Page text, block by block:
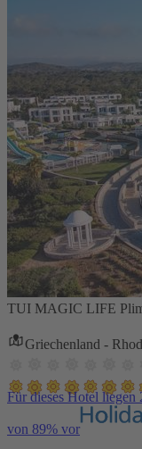
TUI MAGIC LIFE
Griechenland -
Für dieses Hotel
von 89% vor